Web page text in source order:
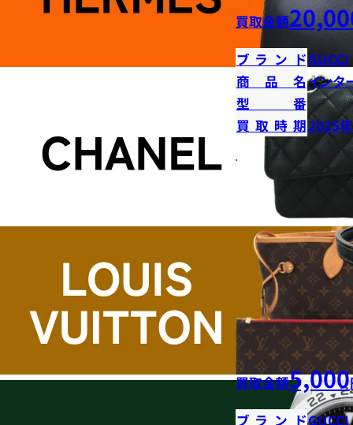
買取金額
ブランドGUCCI
商品名インタ
型番
買取時期2025
買取金額5,000
ブランドGUCCI